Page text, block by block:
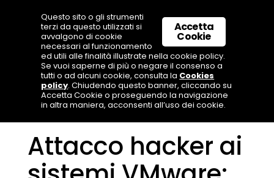
Attacco hacker ai
Accetta
Cookie
Questo sito o gli strumenti
terzi da questo utilizzati si
avvalgono di cookie
necessari al funzionamento
ed utili alle finalità illustrate nella cookie policy.
Se vuoi saperne di più o negare il consenso a
tutti o ad alcuni cookie, consulta la Cookies
policy. Chiudendo questo banner, cliccando su
Accetta Cookie o proseguendo la navigazione
in altra maniera, acconsenti all’uso dei cookie.